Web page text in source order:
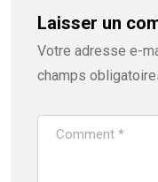
Laisser un
Votre adresse e-
champs